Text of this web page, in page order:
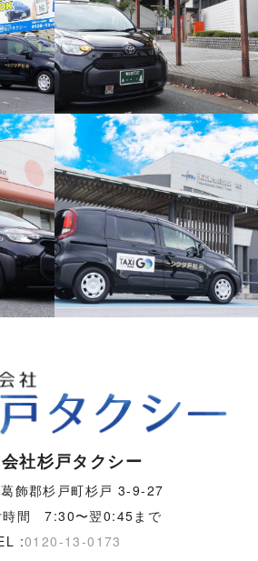
社杉戸タクシー
飾郡杉戸町杉戸 3-9-27
時間 7:30〜翌0:45まで
:0120-13-0173